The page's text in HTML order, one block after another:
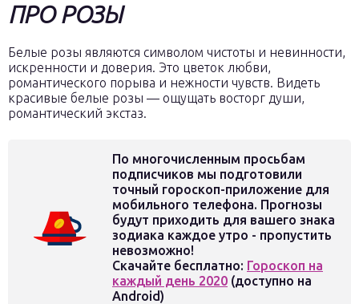
ПРО РОЗЫ
Белые розы являются символом чистоты и невинности,
искренности и доверия. Это цветок любви,
романтического порыва и нежности чувств. Видеть
красивые белые розы — ощущать восторг души,
романтический экстаз.
По многочисленным просьбам
подписчиков мы подготовили
точный гороскоп-приложение для
мобильного телефона. Прогнозы
будут приходить для вашего знака
зодиака каждое утро - пропустить
невозможно!
Скачайте бесплатно: Гороскоп на
каждый день 2020 (доступно на
Android)